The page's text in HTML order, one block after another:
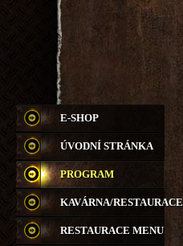
E-SHOP
ÚVODNÍ STRÁNKA
PROGRAM
KAVÁRNA/RESTAURACE
RESTAURACE MENU